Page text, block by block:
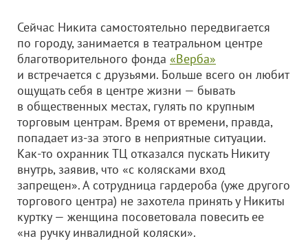
Сейчас Никита самостоятельно передвигается
по городу, занимается в театральном центре
благотворительного фонда «Верба»
и встречается с друзьями. Больше всего он любит
ощущать себя в центре жизни — бывать
в общественных местах, гулять по крупным
торговым центрам. Время от времени, правда,
попадает из-за этого в неприятные ситуации.
Как-то охранник ТЦ отказался пускать Никиту
внутрь, заявив, что «с колясками вход
запрещен». А сотрудница гардероба (уже другого
торгового центра) не захотела принять у Никиты
куртку — женщина посоветовала повесить ее
«на ручку инвалидной коляски».